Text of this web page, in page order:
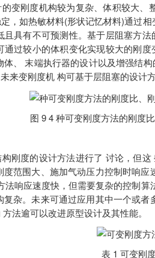
刚度机构较为复杂、体积较大、
，如热敏材料(形状记忆材料)通过
且具有不可预测性。基于层阻塞方
通过较小的体积变化实现较大的刚
体、 末端执行器的设计以及增强结
来变刚度机 构可基于层阻塞的设计
图 9 4 种可变刚度方法的刚度比
度的设计方法进行了 讨论，但这
范围大、施加气动压力控制时响
法响应速度快，但需要复杂的控制
杂。未来可通过应用其中一个或
法逾可以改进原型设计及其性能。
表 1 可变刚度